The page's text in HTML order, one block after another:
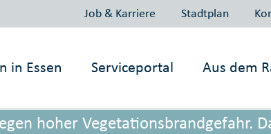
Job & Karriere Stadtplan
in Essen Serviceportal Aus dem
hoher Vegetationsbrandgefahr.